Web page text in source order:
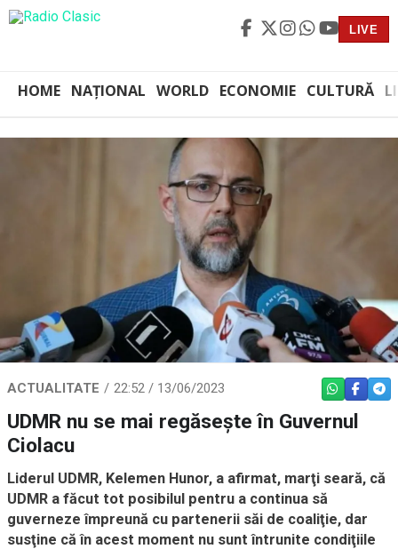
LIVE
HOME NAȚIONAL WORLD ECONOMIE CULTURĂ
ACTUALITATE 22:52 / 13/06/2023 WHATSAPP
UDMR nu se mai regăsește în Guvernul
Ciolacu
Liderul UDMR, Kelemen Hunor, a afirmat, marţi seară, că
UDMR a făcut tot posibilul pentru a continua să
guverneze împreună cu partenerii săi de coaliţie, dar
susţine că în acest moment nu sunt întrunite condiţiile